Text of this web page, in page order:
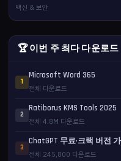
백신 & 보안
🏆 이번 주 최다 다운로드
1
Microsoft Word 365
전체 다운로드
2
Ratiborus KMS Tools 2025
전체 4.8M 다운로드
3
ChatGPT 무료·크랙 버전
전체 245,800 다운로드